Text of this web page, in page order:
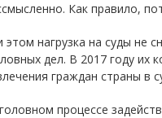
Как правило,
этом нагрузка на суды не
дел. В 2017 году их
граждан страны в
процессе